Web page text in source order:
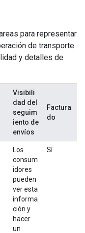
para representar
de transporte.
y detalles de
Visibili
dad del
seguim
iento de
envíos
Factura
do
Los
consum
idores
pueden
ver esta
informa
ción y
hacer
un
Sí